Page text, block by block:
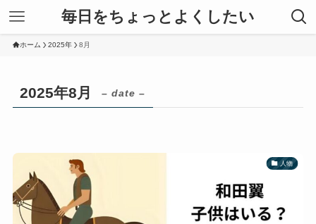
毎日をちょっとよくしたい
ホーム 2025年 8月
2025年8月 – date –
人物